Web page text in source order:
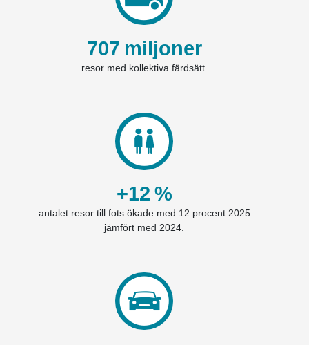
707 miljoner
resor med kollektiva färdsätt.
+12 %
antalet resor till fots ökade med 12 procent 2025
jämfört med 2024.